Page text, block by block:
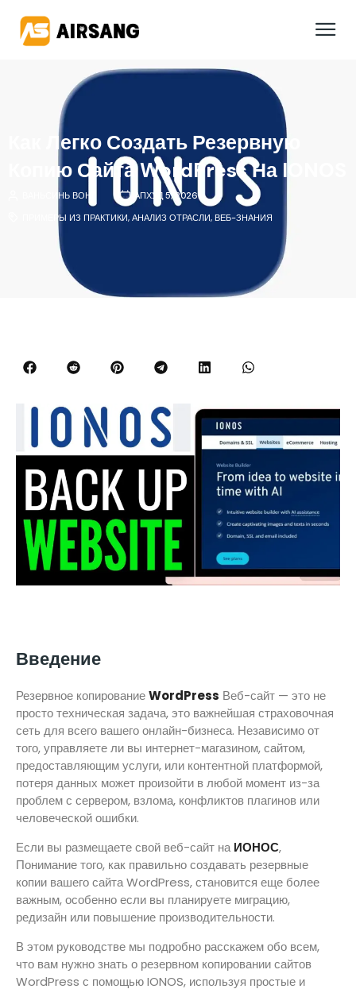
Как Легко Создать Резервную
Копию Сайта WordPress На IONOS
ВАНЬСИНЬ ВОНГ
АПХУД 5, 2026
ПРИМЕРЫ ИЗ ПРАКТИКИ,АНАЛИЗ ОТРАСЛИ, ВЕБ-ЗНАНИЯ
Введение
Резервное копированиеWordPress Веб-сайт — это не
просто техническая задача, это важнейшая страховочная
сеть для всего вашего онлайн-бизнеса. Независимо от
того, управляете ли вы интернет-магазином, сайтом,
предоставляющим услуги, или контентной платформой,
потеря данных может произойти в любой момент из-за
проблем с сервером, взлома, конфликтов плагинов или
человеческой ошибки.
Если вы размещаете свой веб-сайт наИОНОС,
Понимание того, как правильно создавать резервные
копии вашего сайта WordPress, становится еще более
важным, особенно если вы планируете миграцию,
редизайн или повышение производительности.
В этом руководстве мы подробно расскажем обо всем,
что вам нужно знать о резервном копировании сайтов
WordPress с помощью IONOS, используя простые и